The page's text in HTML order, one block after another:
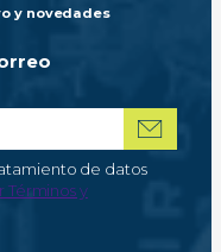
y novedades
personalesde datos
obligatorio
Términos y